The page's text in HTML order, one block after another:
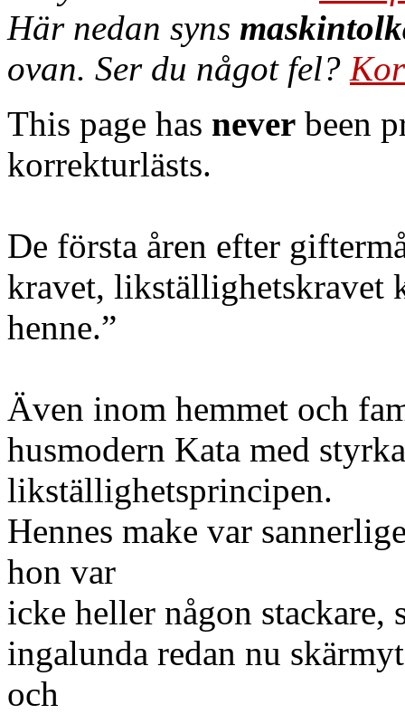
Här nedan syns
ovan. Ser du något fel?
This page has never been
korrekturlästs.
De första åren efter
kravet, likställighetskravet
henne.”
Även inom hemmet och
husmodern Kata med
likställighetsprincipen.
Hennes make var
hon var
icke heller någon stackare,
ingalunda redan nu
och